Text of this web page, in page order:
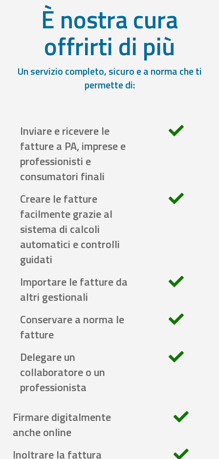
È nostra cura
offrirti di più
Un servizio completo, sicuro e a norma che ti
permette di:
Inviare e ricevere le
fatture a PA, imprese e
professionisti e
consumatori finali
Creare le fatture
facilmente grazie al
sistema di calcoli
automatici e controlli
guidati
Importare le fatture da
altri gestionali
Conservare a norma le
fatture
Delegare un
collaboratore o un
professionista
Firmare digitalmente
anche online
Inoltrare la fattura